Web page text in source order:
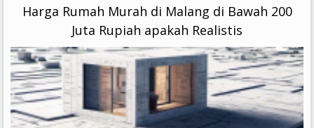
Harga Rumah Murah di Malang di Bawah 200
Juta Rupiah apakah Realistis